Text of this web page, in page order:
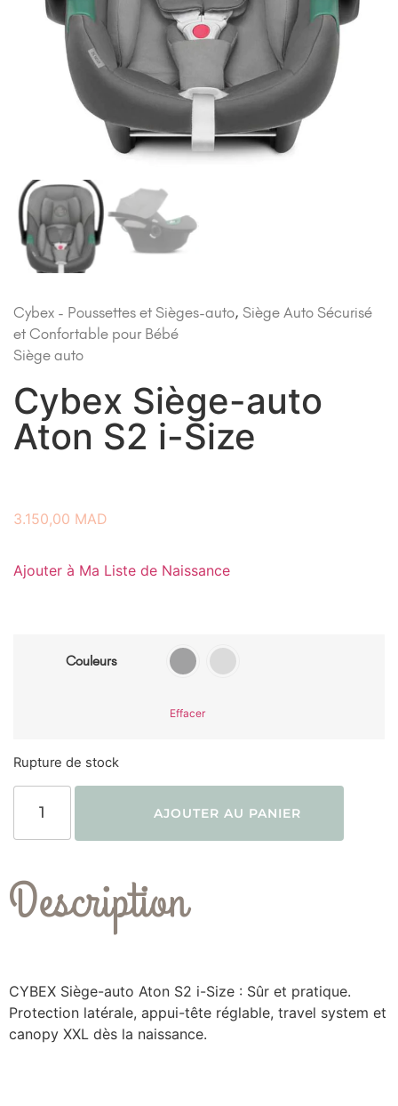
Cybex - Poussettes et Sièges-auto, Siège Auto Sécurisé
et Confortable pour Bébé
Siège auto
Cybex Siège-auto
Aton S2 i-Size
3.150,00 MAD
Ajouter à Ma Liste de Naissance
Couleurs
Effacer
Rupture de stock
AJOUTER AU PANIER
Description
CYBEX Siège-auto Aton S2 i-Size : Sûr et pratique.
Protection latérale, appui-tête réglable, travel system et
canopy XXL dès la naissance.